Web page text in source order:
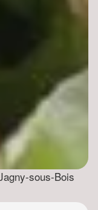
sous-Bois